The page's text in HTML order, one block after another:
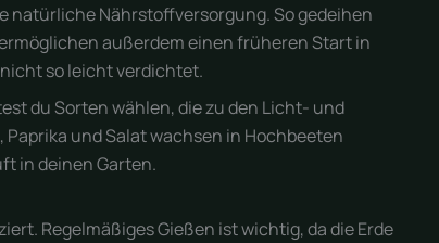
natürliche Nährstoffversorgung. So gedeihen
außerdem einen früheren Start in
so leicht verdichtet.
du Sorten wählen, die zu den Licht- und
und Salat wachsen in Hochbeeten
in deinen Garten.
Regelmäßiges Gießen ist wichtig, da die Erde